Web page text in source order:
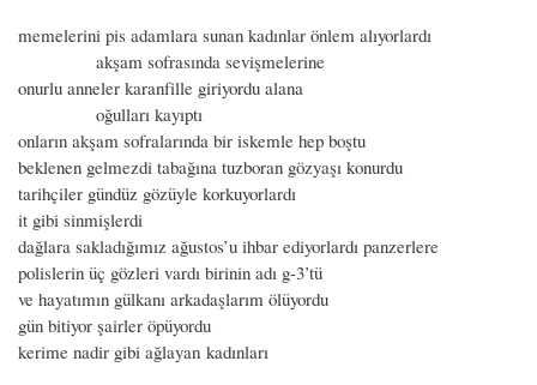
memelerini pis adamlara sunan kadınlar önlem alıyorlardı
akşam sofrasında sevişmelerine
onurlu anneler karanfille giriyordu alana
oğulları kayıptı
onların akşam sofralarında bir iskemle hep boştu
beklenen gelmezdi tabağına tuzboran gözyaşı konurdu
tarihçiler gündüz gözüyle korkuyorlardı
it gibi sinmişlerdi
dağlara sakladığımız ağustos’u ihbar ediyorlardı panzerlere
polislerin üç gözleri vardı birinin adı g-3’tü
ve hayatımın gülkanı arkadaşlarım ölüyordu
gün bitiyor şairler öpüyordu
kerime nadir gibi ağlayan kadınları